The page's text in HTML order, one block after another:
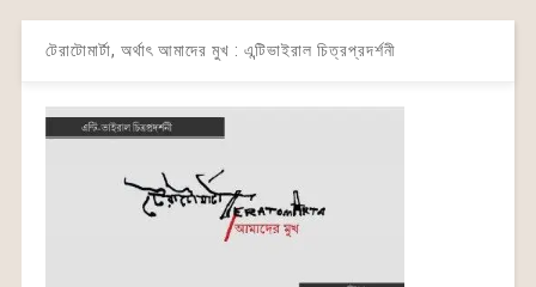
টেরাটোমার্টা, অর্থাৎ আমাদের মুখ : এন্টিভাইরাল চিত্রপ্রদর্শনী